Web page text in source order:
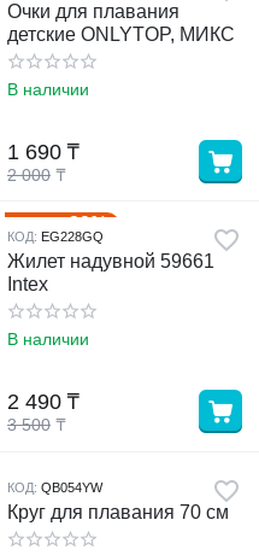
Очки для плавания
детские ONLYTOP, МИКС
В наличии
2 000 ₸
1 690 ₸
29%
КОД: EG228GQ
Жилет надувной 59661
Intex
В наличии
3 500 ₸
2 490 ₸
КОД: QB054YW
Круг для плавания 70 см